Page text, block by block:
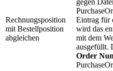
Rechnungsposition
mit Bestellposition
abgleichen
gegen
Eintrag für
wird das
mit dem
ausgefüllt.
Order